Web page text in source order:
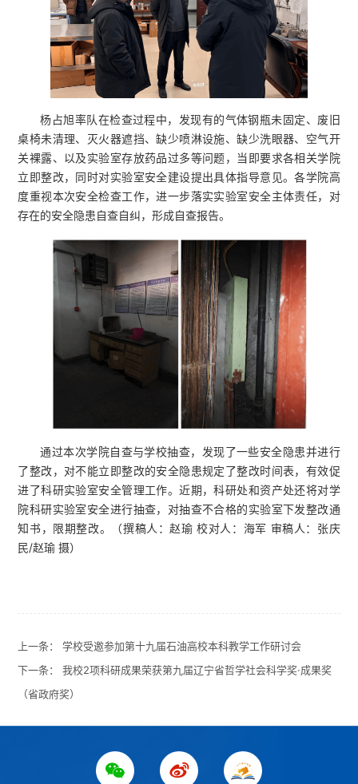
杨占旭率队在检查过程中，发现有的气体钢瓶未固定、废旧
桌椅未清理、灭火器遮挡、缺少喷淋设施、缺少洗眼器、空气开
关裸露、以及实验室存放药品过多等问题，当即要求各相关学院
立即整改，同时对实验室安全建设提出具体指导意见。各学院高
度重视本次安全检查工作，进一步落实实验室安全主体责任，对
存在的安全隐患自查自纠，形成自查报告。
通过本次学院自查与学校抽查，发现了一些安全隐患并进行
了整改，对不能立即整改的安全隐患规定了整改时间表，有效促
进了科研实验室安全管理工作。近期，科研处和资产处还将对学
院科研实验室安全进行抽查，对抽查不合格的实验室下发整改通
知书，限期整改。（撰稿人：赵瑜 校对人：海军 审稿人：张庆
民/赵瑜 摄）
上一条：学校受邀参加第十九届石油高校本科教学工作研讨会
下一条：我校2项科研成果荣获第九届辽宁省哲学社会科学奖·成果奖
（省政府奖）